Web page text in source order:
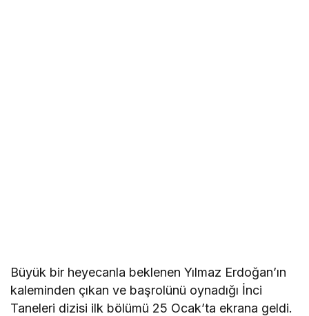
Büyük bir heyecanla beklenen Yılmaz Erdoğan’ın
kaleminden çıkan ve başrolünü oynadığı İnci
Taneleri dizisi ilk bölümü 25 Ocak’ta ekrana geldi.